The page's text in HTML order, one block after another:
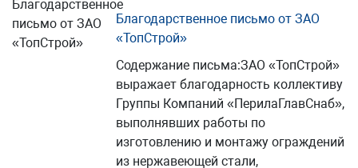
Благодарственное письмо от ЗАО
«ТопСтрой»
Содержание письма:ЗАО «ТопСтрой»
выражает благодарность коллективу
Группы Компаний «ПерилаГлавСнаб»,
выполнявших работы по
изготовлению и монтажу ограждений
из нержавеющей стали,